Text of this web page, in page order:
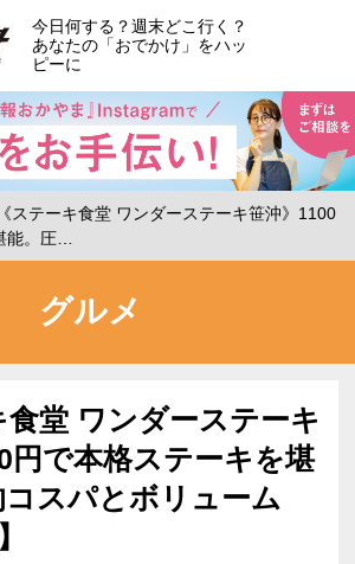
今日何する？週末どこ行く？
あなたの「おでかけ」をハッ
ピーに
《ステーキ食堂 ワンダーステーキ笹沖》1100
能。圧…
グルメ
食堂 ワンダーステーキ
円で本格ステーキを堪
スパとボリューム